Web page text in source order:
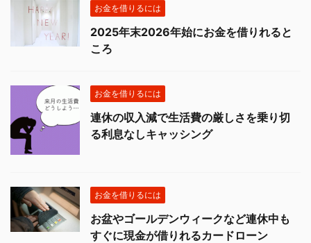
お金を借りるには
2025年末2026年始にお金を借りれると
ころ
お金を借りるには
連休の収入減で生活費の厳しさを乗り切
る利息なしキャッシング
お金を借りるには
お盆やゴールデンウィークなど連休中も
すぐに現金が借りれるカードローン